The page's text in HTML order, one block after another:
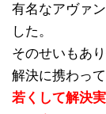
有名なアヴァ
した。
そのせいもあ
解決に携わっ
若くして解決